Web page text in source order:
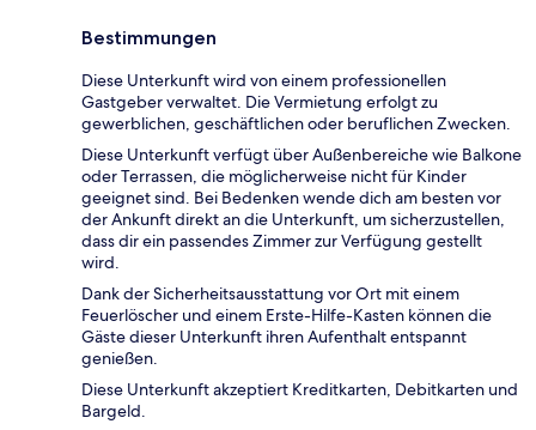
Bestimmungen
Diese Unterkunft wird von einem professionellen
Gastgeber verwaltet. Die Vermietung erfolgt zu
gewerblichen, geschäftlichen oder beruflichen Zwecken.
Diese Unterkunft verfügt über Außenbereiche wie Balkone
oder Terrassen, die möglicherweise nicht für Kinder
geeignet sind. Bei Bedenken wende dich am besten vor
der Ankunft direkt an die Unterkunft, um sicherzustellen,
dass dir ein passendes Zimmer zur Verfügung gestellt
wird.
Dank der Sicherheitsausstattung vor Ort mit einem
Feuerlöscher und einem Erste-Hilfe-Kasten können die
Gäste dieser Unterkunft ihren Aufenthalt entspannt
genießen.
Diese Unterkunft akzeptiert Kreditkarten, Debitkarten und
Bargeld.